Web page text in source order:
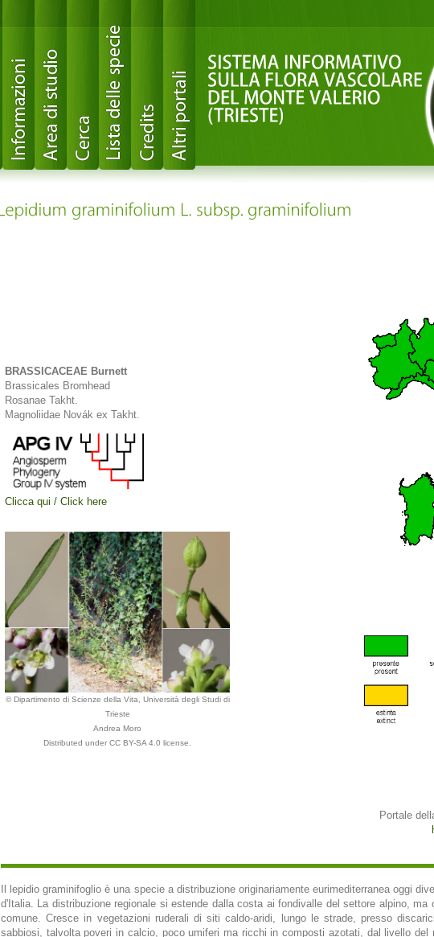
BRASSICACEAE Burnett
Brassicales Bromhead
Rosanae Takht.
Magnoliidae Novák ex Takht.
Clicca qui / Click here
© Dipartimento di Scienze della Vita, Università degli Studi di
Trieste
Andrea Moro
Distributed under CC BY-SA 4.0 license.
Portale
Il lepidio graminifoglio è una specie a distribuzione originariamente eurimediterranea oggi
d'Italia. La distribuzione regionale si estende dalla costa ai fondivalle del settore alpino,
comune. Cresce in vegetazioni ruderali di siti caldo-aridi, lungo le strade, presso
sabbiosi, talvolta poveri in calcio, poco umiferi ma ricchi in composti azotati, dal livello del